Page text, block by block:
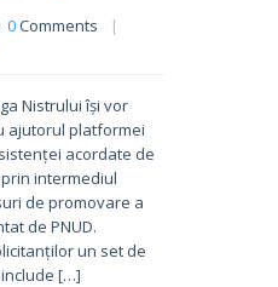
0Comments
|
Nistrului își vor
ajutorul platformei
acordate de
intermediul
de promovare a
de PNUD.
un set de
[…]